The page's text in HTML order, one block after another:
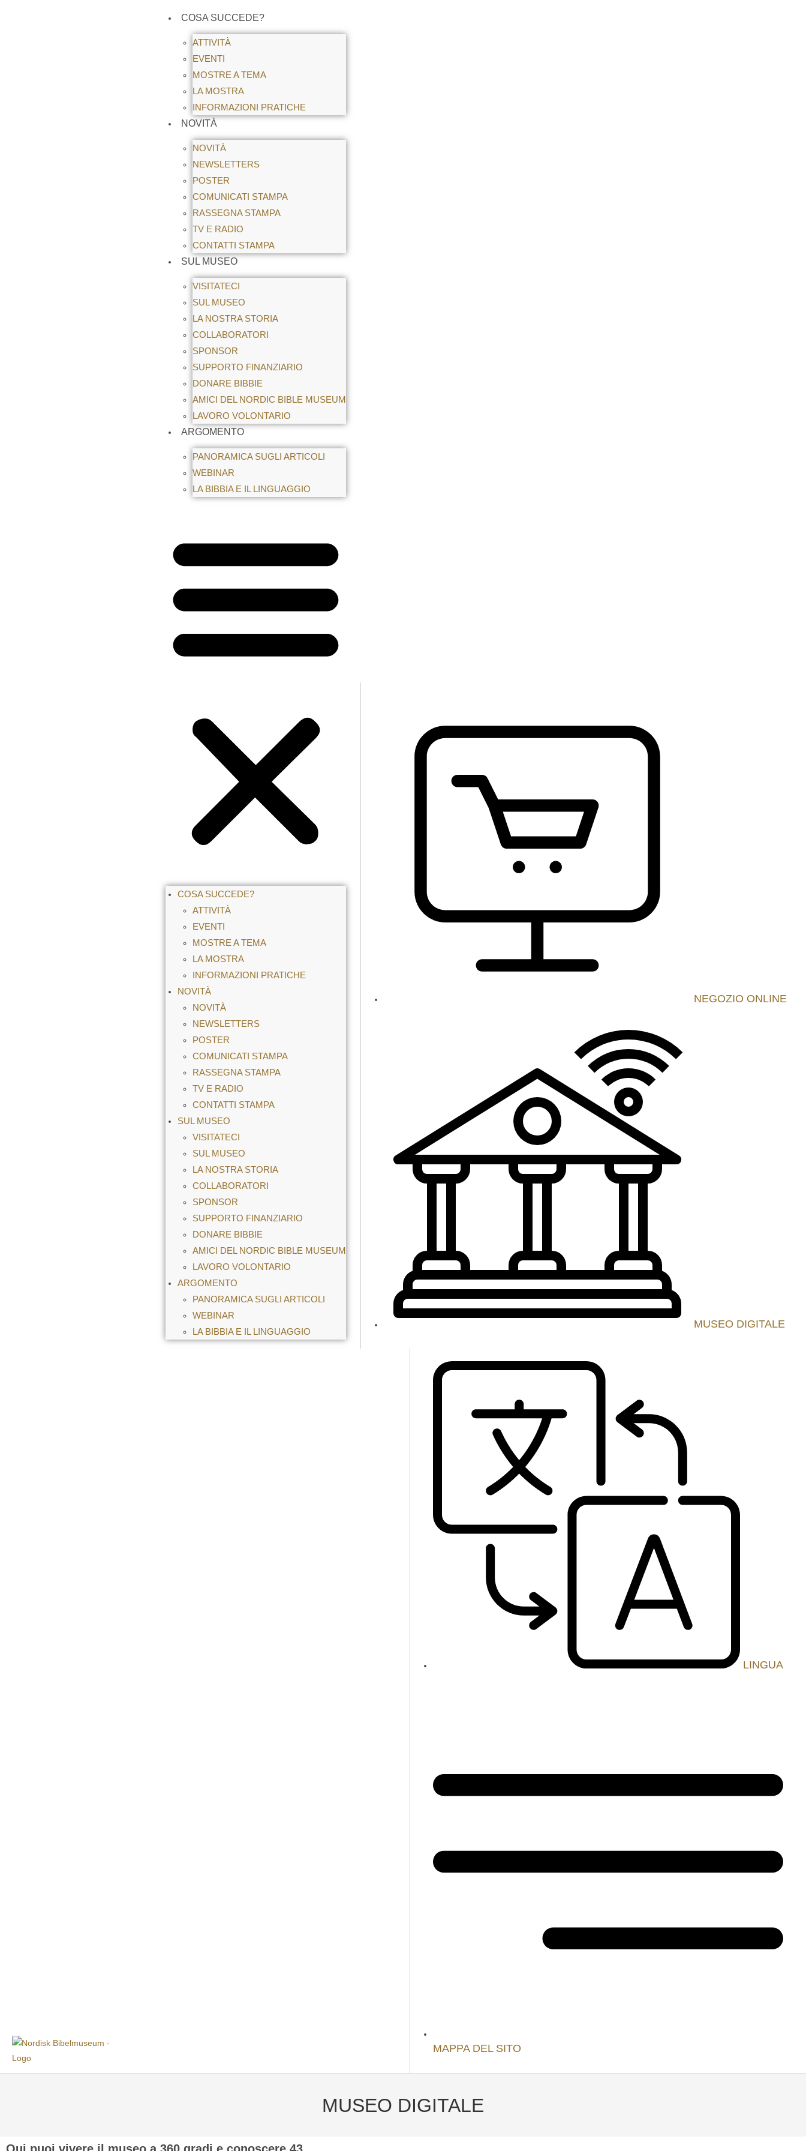
COSA SUCCEDE?
ATTIVITÀ
EVENTI
MOSTRE A TEMA
LA MOSTRA
INFORMAZIONI PRATICHE
NOVITÀ
NOVITÀ
NEWSLETTERS
POSTER
COMUNICATI STAMPA
RASSEGNA STAMPA
TV E RADIO
CONTATTI STAMPA
SUL MUSEO
VISITATECI
SUL MUSEO
LA NOSTRA STORIA
COLLABORATORI
SPONSOR
SUPPORTO FINANZIARIO
DONARE BIBBIE
AMICI DEL NORDIC BIBLE MUSEUM
LAVORO VOLONTARIO
ARGOMENTO
PANORAMICA SUGLI ARTICOLI
WEBINAR
LA BIBBIA E IL LINGUAGGIO
COSA SUCCEDE?
ATTIVITÀ
EVENTI
MOSTRE A TEMA
LA MOSTRA
INFORMAZIONI PRATICHE
NOVITÀ
NOVITÀ
NEWSLETTERS
POSTER
COMUNICATI STAMPA
RASSEGNA STAMPA
TV E RADIO
CONTATTI STAMPA
SUL MUSEO
VISITATECI
SUL MUSEO
LA NOSTRA STORIA
COLLABORATORI
SPONSOR
SUPPORTO FINANZIARIO
DONARE BIBBIE
AMICI DEL NORDIC BIBLE MUSEUM
LAVORO VOLONTARIO
ARGOMENTO
PANORAMICA SUGLI ARTICOLI
WEBINAR
LA BIBBIA E IL LINGUAGGIO
NEGOZIO ONLINE
MUSEO DIGITALE
LINGUA
MAPPA DEL SITO
MUSEO DIGITALE